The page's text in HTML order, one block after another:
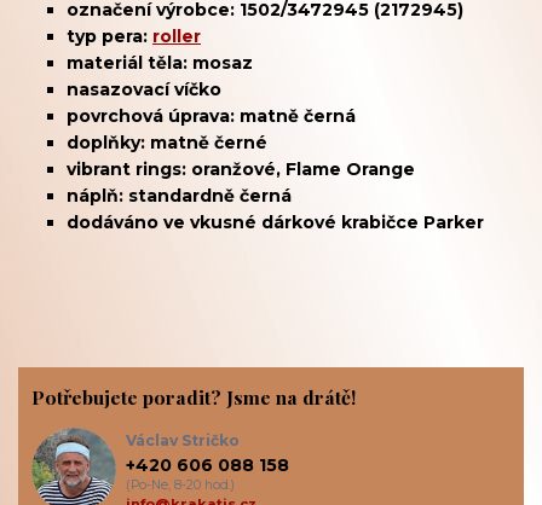
označení výrobce: 1502/3472945 (2172945)
typ pera: roller
materiál těla: mosaz
nasazovací víčko
povrchová úprava: matně černá
doplňky: matně černé
vibrant rings: oranžové, Flame Orange
náplň: standardně černá
dodáváno ve vkusné dárkové krabičce Parker
Potřebujete poradit? Jsme na drátě!
Václav Stričko
+420 606 088 158
(Po-Ne, 8-20 hod.)